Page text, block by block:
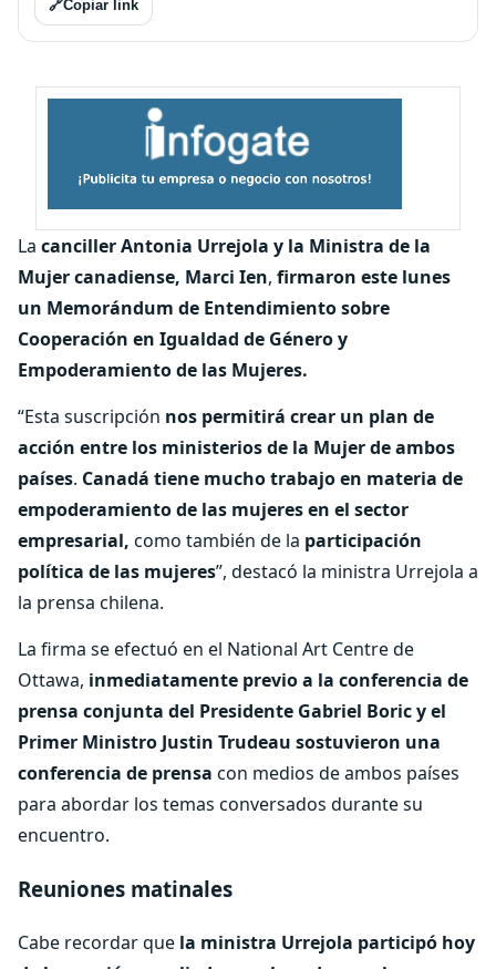
🔗Copiar link
La canciller Antonia Urrejola y la Ministra de la
Mujer canadiense, Marci Ien, firmaron este lunes
un Memorándum de Entendimiento sobre
Cooperación en Igualdad de Género y
Empoderamiento de las Mujeres.
“Esta suscripción nos permitirá crear un plan de
acción entre los ministerios de la Mujer de ambos
países. Canadá tiene mucho trabajo en materia de
empoderamiento de las mujeres en el sector
empresarial, como también de la participación
política de las mujeres”, destacó la ministra Urrejola a
la prensa chilena.
La firma se efectuó en el National Art Centre de
Ottawa, inmediatamente previo a la conferencia de
prensa conjunta del Presidente Gabriel Boric y el
Primer Ministro Justin Trudeau sostuvieron una
conferencia de prensa con medios de ambos países
para abordar los temas conversados durante su
encuentro.
Reuniones matinales
Cabe recordar que la ministra Urrejola participó hoy